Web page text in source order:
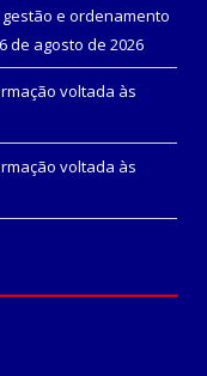
e ordenamento
6 de agosto de 2026
voltada às
voltada às